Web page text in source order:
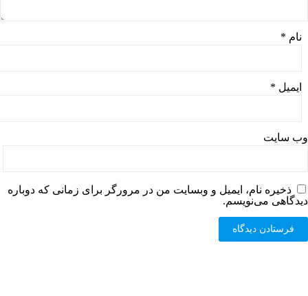
نام *
ایمیل *
وب‌ سایت
ذخیره نام، ایمیل و وبسایت من در مرورگر برای زمانی که دوباره
دیدگاهی می‌نویسم.